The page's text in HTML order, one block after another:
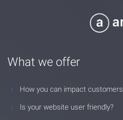
What we offer
How you can impact customers
Is your website user friendly?